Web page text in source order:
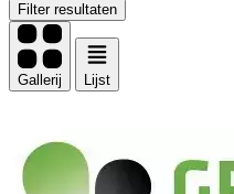
Filter resultaten
Gallerij Lijst